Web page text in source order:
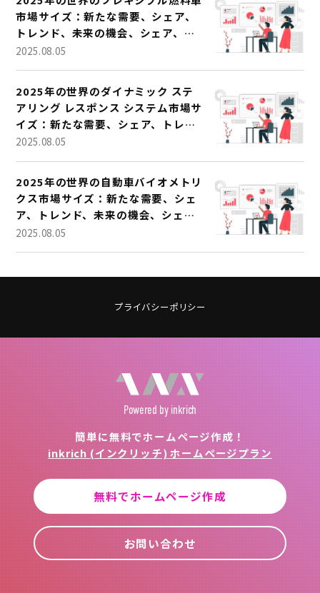
市場サイズ：新たな需要、シェア、
トレンド、未来の機会、シェア、
2032年までの予測
2025.08.05
2025年の世界のダイナミック ステ
アリング レスポンス システム市場サ
イズ：新たな需要、シェア、トレン
ド、未来の機会、シェア、2032年ま
2025.08.05
2025年の世界の自動車バイオメトリ
クス市場サイズ：新たな需要、シェ
ア、トレンド、未来の機会、シェ
ア、2032年までの予測
2025.08.05
プライバシーポリシー
Powered by inkrich
簡単に無料でホームページ作成！
inkrich (インクリッチ) ホームページプラン
無料でホームページ作成
お問い合わせ